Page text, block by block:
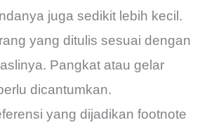
juga sedikit lebih kecil.
yang ditulis sesuai dengan
Pangkat atau gelar
dicantumkan.
yang dijadikan footnote